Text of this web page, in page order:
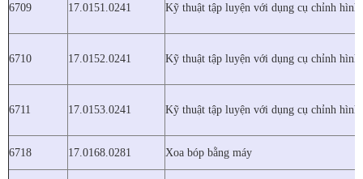
6709 17.0151.0241 Kỹ thuật tập luyện với dụng cụ chỉnh hình
6710 17.0152.0241 Kỹ thuật tập luyện với dụng cụ chỉnh hình
6711 17.0153.0241 Kỹ thuật tập luyện với dụng cụ chỉnh hình
6718 17.0168.0281 Xoa bóp bằng máy